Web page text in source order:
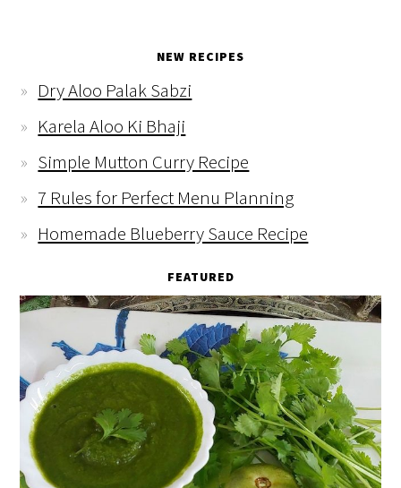
NEW RECIPES
Dry Aloo Palak Sabzi
Karela Aloo Ki Bhaji
Simple Mutton Curry Recipe
7 Rules for Perfect Menu Planning
Homemade Blueberry Sauce Recipe
FEATURED